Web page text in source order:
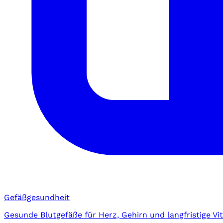
Gefäßgesundheit
Gesunde Blutgefäße für Herz, Gehirn und langfristige